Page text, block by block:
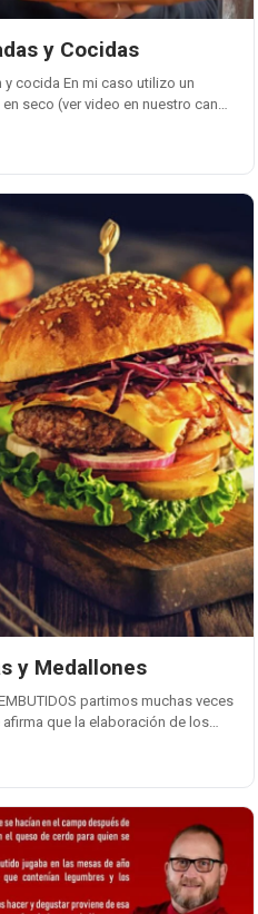
y Cocidas
y cocida En mi caso utilizo un
seco (ver video en nuestro canal
y Medallones
partimos muchas veces
que la elaboración de los